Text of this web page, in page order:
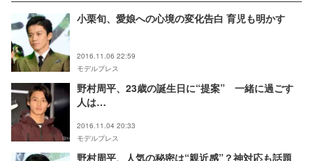
小栗旬、愛娘への心境の変化告白 育児も明かす
2016.11.06 22:59
モデルプレス
野村周平、23歳の誕生日に“提案” 一緒に過ごす
人は…
2016.11.04 20:33
モデルプレス
野村周平、人気の秘密は“親近感”？神対応も話題